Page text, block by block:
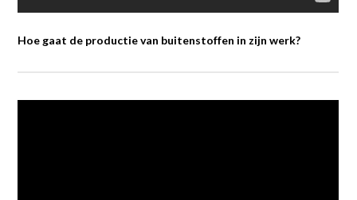
Hoe gaat de productie van buitenstoffen in zijn werk?